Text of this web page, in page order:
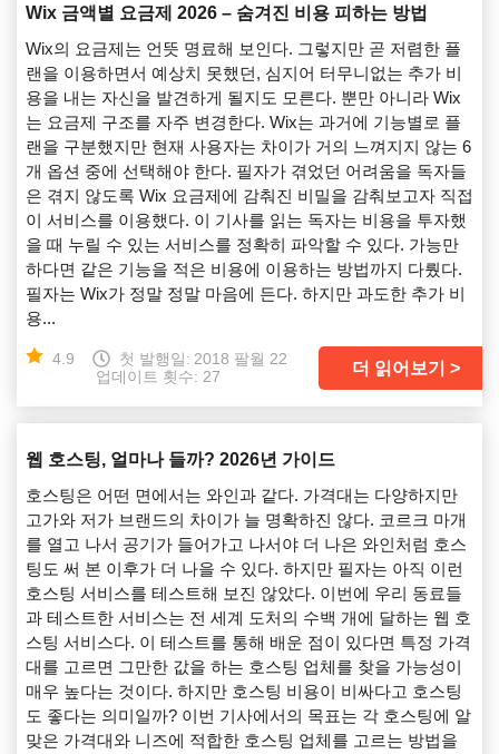
Wix 금액별 요금제 2026 – 숨겨진 비용 피하는 방법
Wix의 요금제는 언뜻 명료해 보인다. 그렇지만 곧 저렴한 플
랜을 이용하면서 예상치 못했던, 심지어 터무니없는 추가 비
용을 내는 자신을 발견하게 될지도 모른다. 뿐만 아니라 Wix
는 요금제 구조를 자주 변경한다. Wix는 과거에 기능별로 플
랜을 구분했지만 현재 사용자는 차이가 거의 느껴지지 않는 6
개 옵션 중에 선택해야 한다. 필자가 겪었던 어려움을 독자들
은 겪지 않도록 Wix 요금제에 감춰진 비밀을 감춰보고자 직접
이 서비스를 이용했다. 이 기사를 읽는 독자는 비용을 투자했
을 때 누릴 수 있는 서비스를 정확히 파악할 수 있다. 가능만
하다면 같은 기능을 적은 비용에 이용하는 방법까지 다뤘다.
필자는 Wix가 정말 정말 마음에 든다. 하지만 과도한 추가 비
용...
4.9 첫 발행일: 2018 팔월 22
업데이트 횟수: 27
더 읽어보기
웹 호스팅, 얼마나 들까? 2026년 가이드
호스팅은 어떤 면에서는 와인과 같다. 가격대는 다양하지만
고가와 저가 브랜드의 차이가 늘 명확하진 않다. 코르크 마개
를 열고 나서 공기가 들어가고 나서야 더 나은 와인처럼 호스
팅도 써 본 이후가 더 나을 수 있다. 하지만 필자는 아직 이런
호스팅 서비스를 테스트해 보진 않았다. 이번에 우리 동료들
과 테스트한 서비스는 전 세계 도처의 수백 개에 달하는 웹 호
스팅 서비스다. 이 테스트를 통해 배운 점이 있다면 특정 가격
대를 고르면 그만한 값을 하는 호스팅 업체를 찾을 가능성이
매우 높다는 것이다. 하지만 호스팅 비용이 비싸다고 호스팅
도 좋다는 의미일까? 이번 기사에서의 목표는 각 호스팅에 알
맞은 가격대와 니즈에 적합한 호스팅 업체를 고르는 방법을